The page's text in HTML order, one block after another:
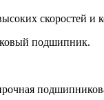
подшипник.